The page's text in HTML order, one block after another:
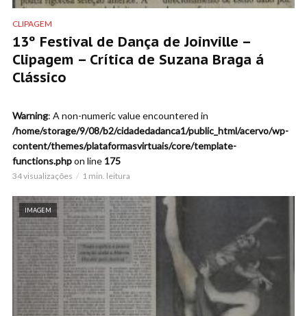
CLIPAGEM
13º Festival de Dança de Joinville –
Clipagem – Crítica de Suzana Braga á
Clássico
Warning: A non-numeric value encountered in
/home/storage/9/08/b2/cidadedadanca1/public_html/acervo/wp-
content/themes/plataformasvirtuais/core/template-
functions.phpon line 175
34 visualizações 1 min. leitura
IMAGEM